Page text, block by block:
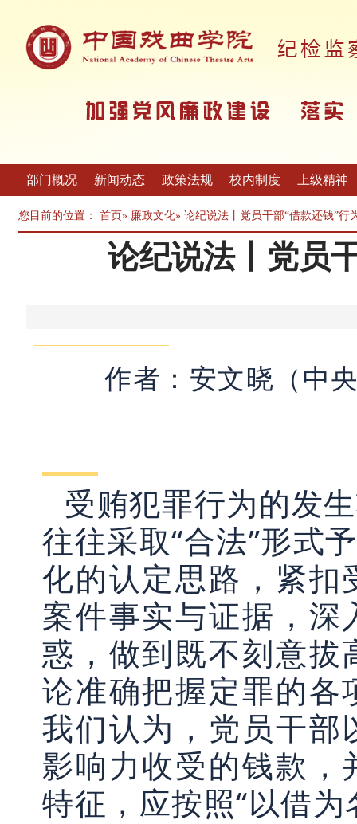
部门概况 新闻动态 政策法规 校内制度 上级精神
您目前的位置： 首页» 廉政文化» 论纪说法丨党员干部“借款还钱”行
论纪说法丨党员
作者：安文晓 （中
受贿犯罪行为的发
往往采取“合法”形式
化的认定思路，紧扣
案件事实与证据，
惑，做到既不刻意拔
论准确把握定罪的各
我们认为，党员干部
影响力收受的钱款
特征，应按照“以借为